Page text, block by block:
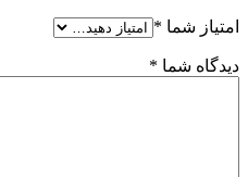
امتیاز شما *
دیدگاه شما *